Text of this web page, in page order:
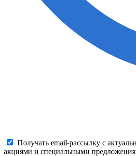
Получать email-рассылку с
акциями и специальными